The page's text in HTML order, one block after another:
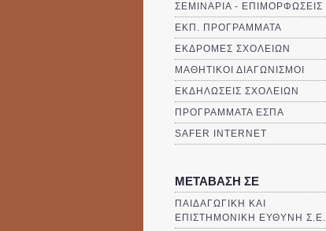
ΣΕΜΙΝΑΡΙΑ - ΕΠΙΜΟΡΦΩΣΕΙΣ
ΕΚΠ. ΠΡΟΓΡΑΜΜΑΤΑ
ΕΚΔΡΟΜΕΣ ΣΧΟΛΕΙΩΝ
ΜΑΘΗΤΙΚΟΙ ΔΙΑΓΩΝΙΣΜΟΙ
ΕΚΔΗΛΩΣΕΙΣ ΣΧΟΛΕΙΩΝ
ΠΡΟΓΡΑΜΜΑΤΑ ΕΣΠΑ
SAFER INTERNET
ΜΕΤΑΒΑΣΗ ΣΕ
ΠΑΙΔΑΓΩΓΙΚΗ ΚΑΙ
ΕΠΙΣΤΗΜΟΝΙΚΗ ΕΥΘΥΝΗ Σ.Ε.